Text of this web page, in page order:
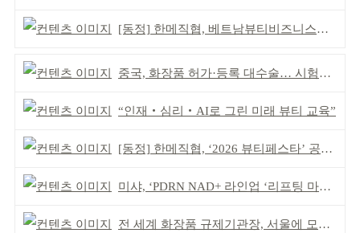
[동정] 한메직협, 베트남뷰티비즈니스협회와 MOU
중국, 화장품 허가·등록 대수술… 시험자료 공용 허용
“인재‧심리‧AI로 그린 미래 뷰티 교육”
[동정] 한메직협, ‘2026 뷰티페스타’ 공동 주최
미샤, ‘PDRN NAD+ 라인업 ‘리프팅 마스크’ 출시
전 세계 화장품 규제기관장, 서울에 모인다